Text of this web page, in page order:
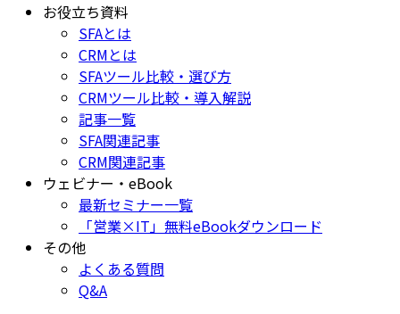
お役立ち資料
SFAとは
CRMとは
SFAツール比較・選び方
CRMツール比較・導入解説
記事一覧
SFA関連記事
CRM関連記事
ウェビナー・eBook
最新セミナー一覧
「営業×IT」無料eBookダウンロード
その他
よくある質問
Q&A